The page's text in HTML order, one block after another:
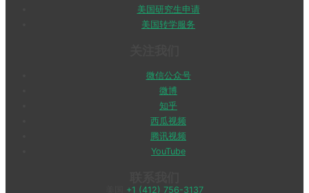
美国研究生申请
美国转学服务
微信公众号
微博
知乎
西瓜视频
腾讯视频
YouTube
+1 (412) 756-3137